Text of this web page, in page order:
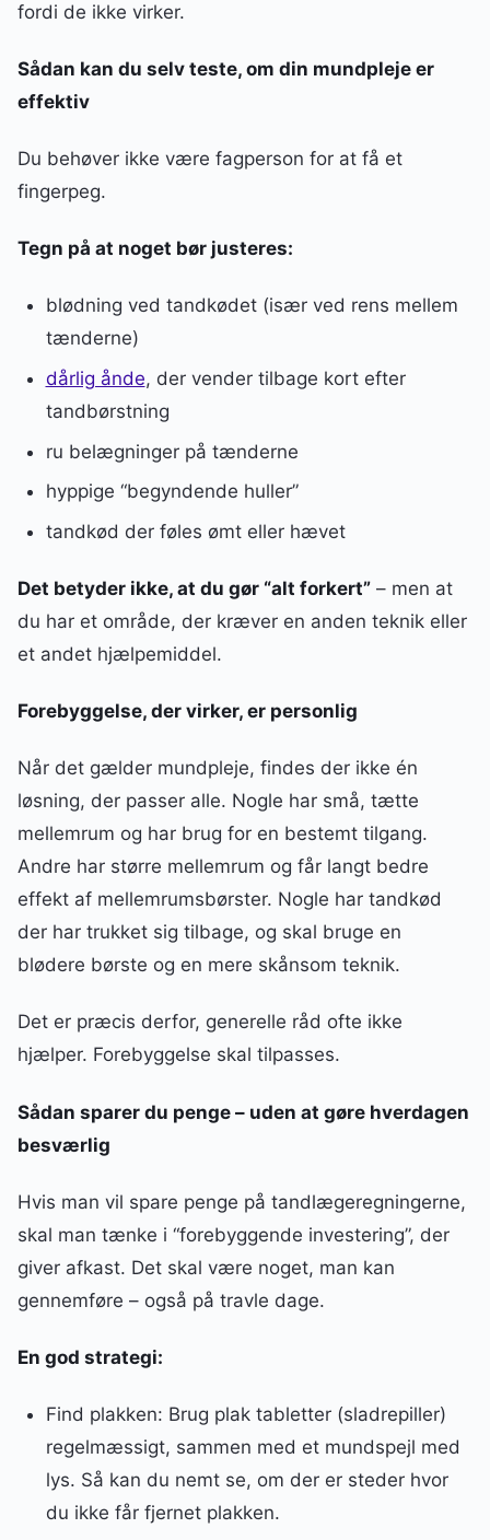
fordi de ikke virker.
Sådan kan du selv teste, om din mundpleje er
effektiv
Du behøver ikke være fagperson for at få et
fingerpeg.
Tegn på at noget bør justeres:
blødning ved tandkødet (især ved rens mellem
tænderne)
dårlig ånde, der vender tilbage kort efter
tandbørstning
ru belægninger på tænderne
hyppige “begyndende huller”
tandkød der føles ømt eller hævet
Det betyder ikke, at du gør “alt forkert” – men at
du har et område, der kræver en anden teknik eller
et andet hjælpemiddel.
Forebyggelse, der virker, er personlig
Når det gælder mundpleje, findes der ikke én
løsning, der passer alle. Nogle har små, tætte
mellemrum og har brug for en bestemt tilgang.
Andre har større mellemrum og får langt bedre
effekt af mellemrumsbørster. Nogle har tandkød
der har trukket sig tilbage, og skal bruge en
blødere børste og en mere skånsom teknik.
Det er præcis derfor, generelle råd ofte ikke
hjælper. Forebyggelse skal tilpasses.
Sådan sparer du penge – uden at gøre hverdagen
besværlig
Hvis man vil spare penge på tandlægeregningerne,
skal man tænke i “forebyggende investering”, der
giver afkast. Det skal være noget, man kan
gennemføre – også på travle dage.
En god strategi:
Find plakken: Brug plak tabletter (sladrepiller)
regelmæssigt, sammen med et mundspejl med
lys. Så kan du nemt se, om der er steder hvor
du ikke får fjernet plakken.